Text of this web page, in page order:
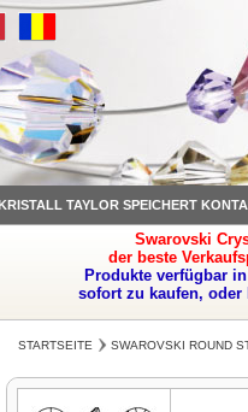
TAYLOR SPEICHERT
Swarovski
der beste
Produkte verfügbar
sofort zu kaufen,
STARTSEITE SWAROVSKI ROUND